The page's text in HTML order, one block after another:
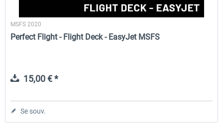
MSFS 2020
Perfect Flight - Flight Deck - EasyJet MSFS
15,00 € *
Se souv.